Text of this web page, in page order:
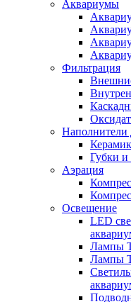
Аквариумы
Фильтрация
Наполнители
Губки и
Аэрация
Освещение
LED
Лампы
Лампы